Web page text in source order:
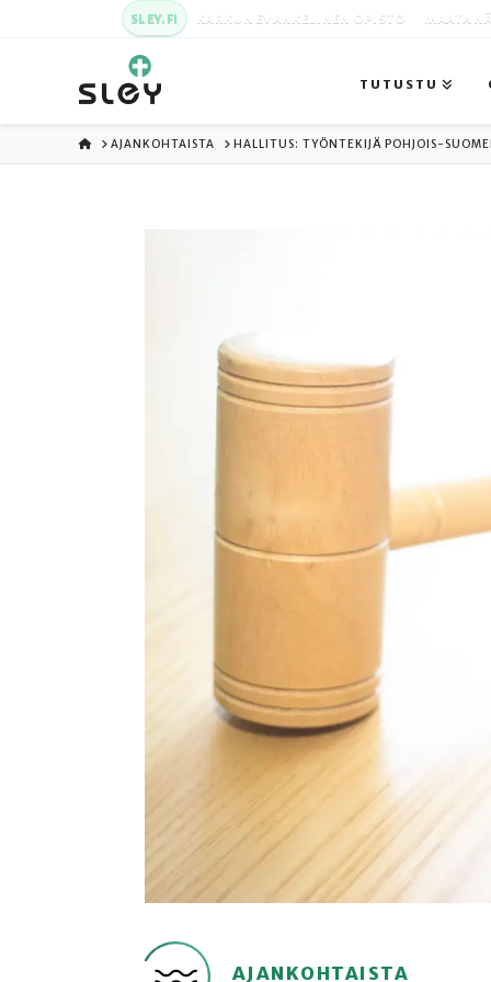
SLEY.FI KARKUN EVANKELINEN OPISTO MAATA
TUTUSTU
ETUSIVU
AJANKOHTAISTA HALLITUS: TYÖNTEKIJÄ POHJOIS-
AJANKOHTAISTA